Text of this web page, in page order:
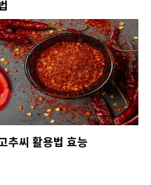
추씨 활용법 효능